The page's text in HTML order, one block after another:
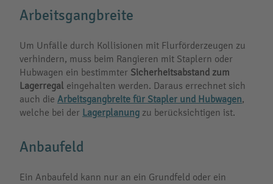
Arbeitsgangbreite
Um Unfälle durch Kollisionen mit Flurförderzeugen zu
verhindern, muss beim Rangieren mit Staplern oder
Hubwagen ein bestimmter Sicherheitsabstand zum
Lagerregal eingehalten werden. Daraus errechnet sich
auch die Arbeitsgangbreite für Stapler und Hubwagen,
welche bei der Lagerplanung zu berücksichtigen ist.
Anbaufeld
Ein Anbaufeld kann nur an ein Grundfeld oder ein